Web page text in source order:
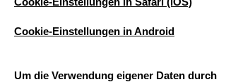
Cookie-Einstellungen in Android
Um die Verwendung eigener Daten durch